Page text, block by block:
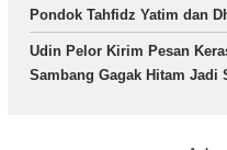
Pondok Tahfidz Yatim dan
Udin Pelor Kirim Pesan
Sambang Gagak Hitam Jadi